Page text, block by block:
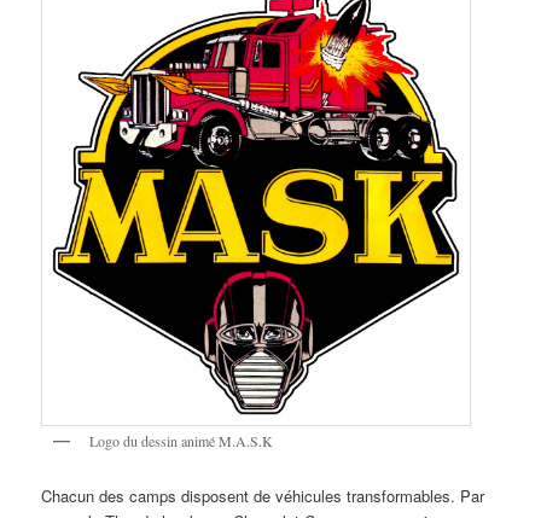
Logo du dessin animé M.A.S.K
Chacun des camps disposent de véhicules transformables. Par